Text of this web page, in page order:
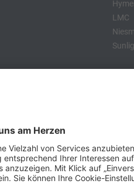
LMC